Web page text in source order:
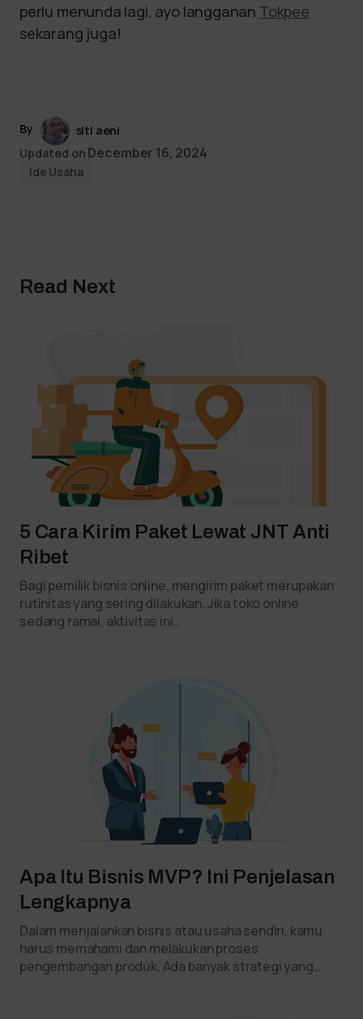
perlu menunda lagi, ayo langganan Tokpee
sekarang juga!
By
siti aeni
Updated on December 16, 2024
Ide Usaha
Read Next
5 Cara Kirim Paket Lewat JNT Anti
Ribet
Bagi pemilik bisnis online, mengirim paket merupakan
rutinitas yang sering dilakukan. Jika toko online
sedang ramai, aktivitas ini…
Apa Itu Bisnis MVP? Ini Penjelasan
Lengkapnya
Dalam menjalankan bisnis atau usaha sendiri, kamu
harus memahami dan melakukan proses
pengembangan produk. Ada banyak strategi yang…